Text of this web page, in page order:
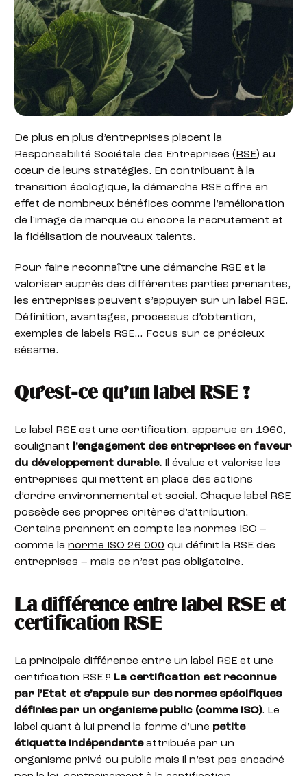
De plus en plus d’entreprises placent la
Responsabilité Sociétale des Entreprises ( RSE) au
cœur de leurs stratégies. En contribuant à la
transition écologique, la démarche RSE offre en
effet de nombreux bénéfices comme l’amélioration
de l’image de marque ou encore le recrutement et
la fidélisation de nouveaux talents.
Pour faire reconnaître une démarche RSE et la
valoriser auprès des différentes parties prenantes,
les entreprises peuvent s’appuyer sur un label RSE.
Définition, avantages, processus d’obtention,
exemples de labels RSE… Focus sur ce précieux
sésame.
Qu’est-ce qu’un label RSE ?
Le label RSE est une certification, apparue en 1960,
soulignant l’engagement des entreprises en faveur
du développement durable. Il évalue et valorise les
entreprises qui mettent en place des actions
d’ordre environnemental et social. Chaque label RSE
possède ses propres critères d’attribution.
Certains prennent en compte les normes ISO –
comme lanorme ISO 26 000 qui définit la RSE des
entreprises – mais ce n’est pas obligatoire.
La différence entre label RSE et
certification RSE
La principale différence entre un label RSE et une
certification RSE ? La certification est reconnue
par l’Etat et s’appuie sur des normes spécifiques
définies par un organisme public (comme ISO). Le
label quant à lui prend la forme d’une petite
étiquette indépendanteattribuée par un
organisme privé ou public mais il n’est pas encadré